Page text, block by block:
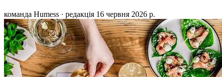
команда Humess · редакція 16 червня 2026 р.